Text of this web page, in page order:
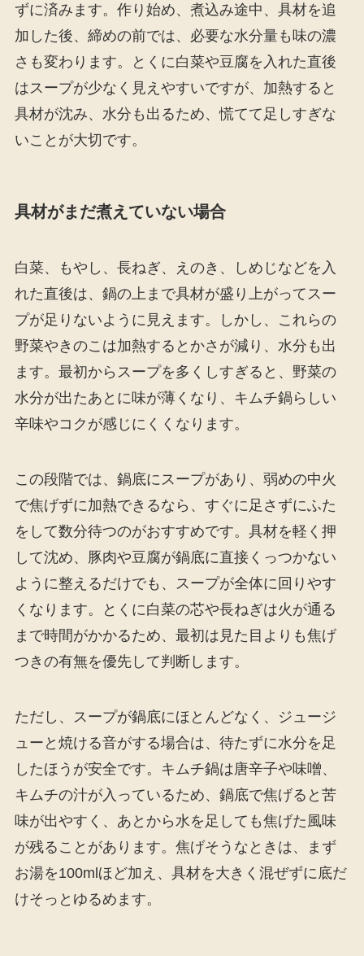
ずに済みます。作り始め、煮込み途中、具材を追
加した後、締めの前では、必要な水分量も味の濃
さも変わります。とくに白菜や豆腐を入れた直後
はスープが少なく見えやすいですが、加熱すると
具材が沈み、水分も出るため、慌てて足しすぎな
いことが大切です。
具材がまだ煮えていない場合
白菜、もやし、長ねぎ、えのき、しめじなどを入
れた直後は、鍋の上まで具材が盛り上がってスー
プが足りないように見えます。しかし、これらの
野菜やきのこは加熱するとかさが減り、水分も出
ます。最初からスープを多くしすぎると、野菜の
水分が出たあとに味が薄くなり、キムチ鍋らしい
辛味やコクが感じにくくなります。
この段階では、鍋底にスープがあり、弱めの中火
で焦げずに加熱できるなら、すぐに足さずにふた
をして数分待つのがおすすめです。具材を軽く押
して沈め、豚肉や豆腐が鍋底に直接くっつかない
ように整えるだけでも、スープが全体に回りやす
くなります。とくに白菜の芯や長ねぎは火が通る
まで時間がかかるため、最初は見た目よりも焦げ
つきの有無を優先して判断します。
ただし、スープが鍋底にほとんどなく、ジュージ
ューと焼ける音がする場合は、待たずに水分を足
したほうが安全です。キムチ鍋は唐辛子や味噌、
キムチの汁が入っているため、鍋底で焦げると苦
味が出やすく、あとから水を足しても焦げた風味
が残ることがあります。焦げそうなときは、まず
お湯を100mlほど加え、具材を大きく混ぜずに底だ
けそっとゆるめます。